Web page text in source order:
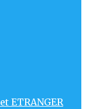
ETRANGER